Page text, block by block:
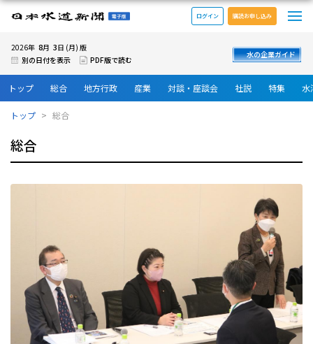
日本水道新聞 電子版
ログイン 購読お申し込み
2026年 8月 3日 (月) 版
別の日付を表示
PDF版で読む
水の企業ガイド
トップ 総合 地方行政 産業 対談・座談会 社説 特集 水
トップ 総合
総合